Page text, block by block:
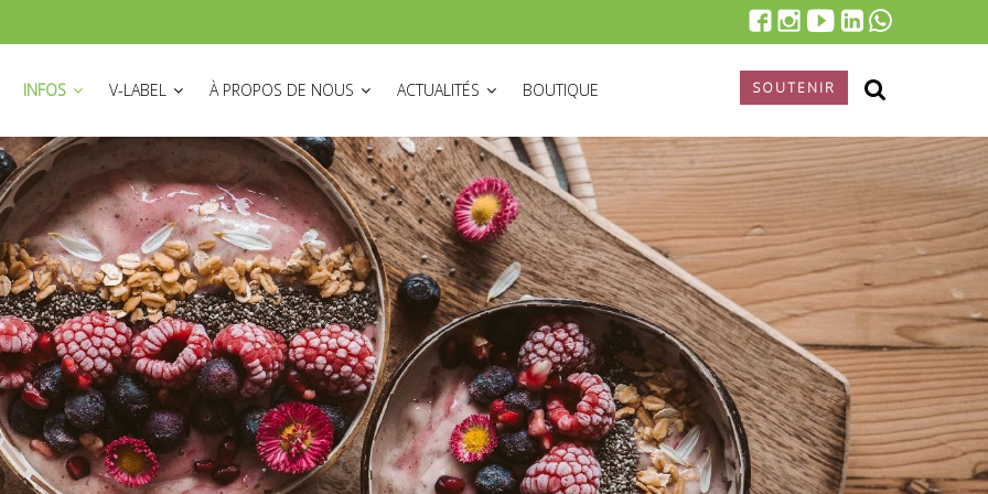
INFOS V-LABEL À PROPOS DE NOUS ACTUALITÉS BOUTIQUE SOUTENIR